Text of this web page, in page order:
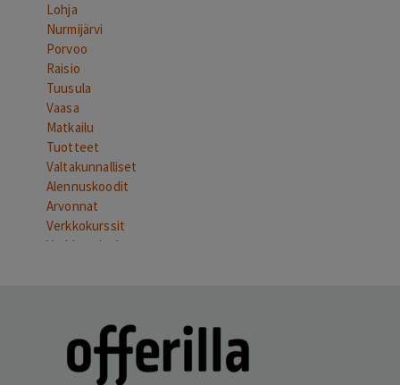
Lohja
Nurmijärvi
Porvoo
Raisio
Tuusula
Vaasa
Matkailu
Tuotteet
Valtakunnalliset
Alennuskoodit
Arvonnat
Verkkokurssit
Verkkopalvelut